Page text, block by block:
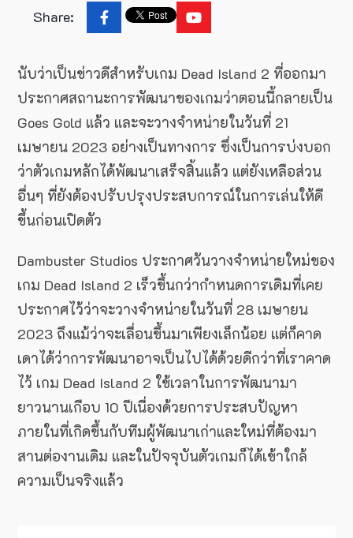
Share:
นับว่าเป็นข่าวดีสำหรับเกม Dead Island 2 ที่ออกมา
ประกาศสถานะการพัฒนาของเกมว่าตอนนี้กลายเป็น
Goes Gold แล้ว และจะวางจำหน่ายในวันที่ 21
เมษายน 2023 อย่างเป็นทางการ ซึ่งเป็นการบ่งบอก
ว่าตัวเกมหลักได้พัฒนาเสร็จสิ้นแล้ว แต่ยังเหลือส่วน
อื่นๆ ที่ยังต้องปรับปรุงประสบการณ์ในการเล่นให้ดี
ขึ้นก่อนเปิดตัว
Dambuster Studios ประกาศวันวางจำหน่ายใหม่ของ
เกม Dead Island 2 เร็วขึ้นกว่ากำหนดการเดิมที่เคย
ประกาศไว้ว่าจะวางจำหน่ายในวันที่ 28 เมษายน
2023 ถึงแม้ว่าจะเลื่อนขึ้นมาเพียงเล็กน้อย แต่ก็คาด
เดาได้ว่าการพัฒนาอาจเป็นไปได้ด้วยดีกว่าที่เราคาด
ไว้ เกม Dead Island 2 ใช้เวลาในการพัฒนามา
ยาวนานเกือบ 10 ปีเนื่องด้วยการประสบปัญหา
ภายในที่เกิดขึ้นกับทีมผู้พัฒนาเก่าและใหม่ที่ต้องมา
สานต่องานเดิม และในปัจจุบันตัวเกมก็ได้เข้าใกล้
ความเป็นจริงแล้ว